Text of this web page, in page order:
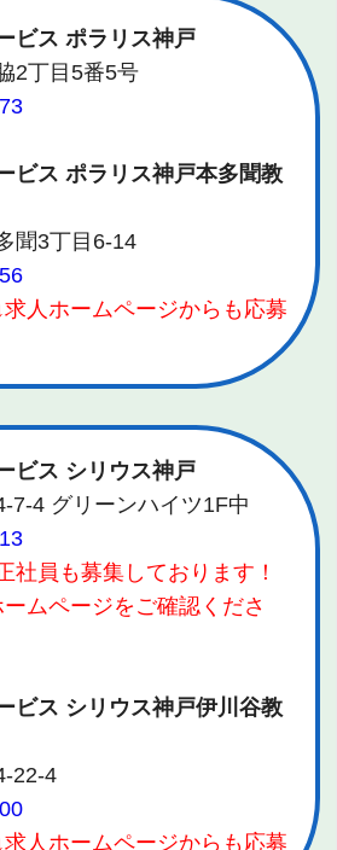
ビス ポラリス神戸
2丁目5番5号
ビス ポラリス神戸本多聞教
聞3丁目6-14
人ホームページからも応募
ビス シリウス神戸
7-4 グリーンハイツ1F中
員も募集しております！
ムページをご確認くださ
ビス シリウス神戸伊川谷教
22-4
人ホームページからも応募